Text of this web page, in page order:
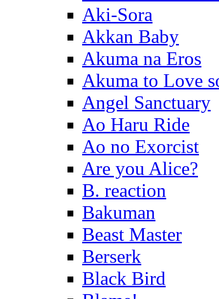
Aki-Sora
Akkan Baby
Akuma na Eros
Akuma to Love
Angel Sanctuary
Ao Haru Ride
Ao no Exorcist
Are you Alice?
B. reaction
Bakuman
Beast Master
Berserk
Black Bird